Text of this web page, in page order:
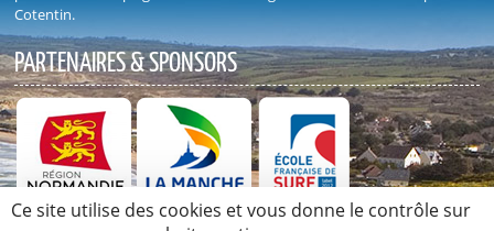
Cotentin.
PARTENAIRES & SPONSORS
Découvrez nos Partenaires et Sponsors
Ce site utilise des cookies et vous donne le contrôle sur